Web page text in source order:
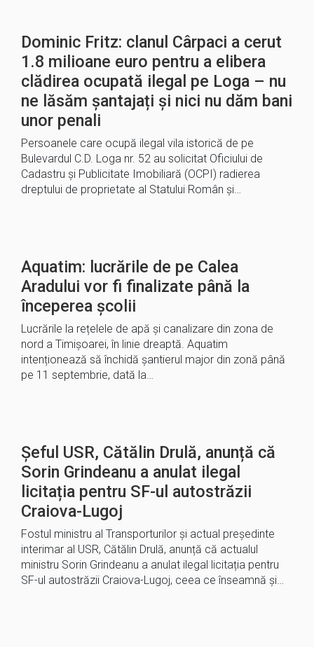
Dominic Fritz: clanul Cârpaci a cerut
1.8 milioane euro pentru a elibera
clădirea ocupată ilegal pe Loga – nu
ne lăsăm șantajați și nici nu dăm bani
unor penali
Persoanele care ocupă ilegal vila istorică de pe
Bulevardul C.D. Loga nr. 52 au solicitat Oficiului de
Cadastru și Publicitate Imobiliară (OCPI) radierea
dreptului de proprietate al Statului Român și…
Aquatim: lucrările de pe Calea
Aradului vor fi finalizate până la
începerea școlii
Lucrările la rețelele de apă și canalizare din zona de
nord a Timișoarei, în linie dreaptă. Aquatim
intenționează să închidă șantierul major din zonă până
pe 11 septembrie, dată la…
Șeful USR, Cătălin Drulă, anunță că
Sorin Grindeanu a anulat ilegal
licitația pentru SF-ul autostrăzii
Craiova-Lugoj
Fostul ministru al Transporturilor și actual președinte
interimar al USR, Cătălin Drulă, anunță că actualul
ministru Sorin Grindeanu a anulat ilegal licitația pentru
SF-ul autostrăzii Craiova-Lugoj, ceea ce înseamnă și…